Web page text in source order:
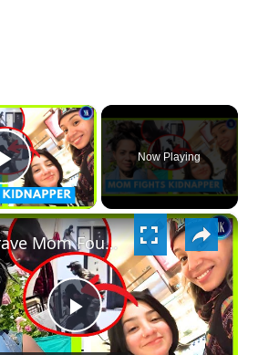
×
PLAY
VIDEO
Now Playing
×
PLAY
A Brave Mom Fought Off Her Teenage Daughter's Stalker